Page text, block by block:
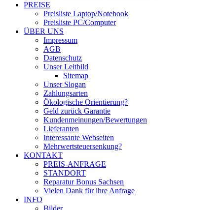
PREISE
Preisliste Laptop/Notebook
Preisliste PC/Computer
ÜBER UNS
Impressum
AGB
Datenschutz
Unser Leitbild
Sitemap
Unser Slogan
Zahlungsarten
Ökologische Orientierung?
Geld zurück Garantie
Kundenmeinungen/Bewertungen
Lieferanten
Interessante Webseiten
Mehrwertsteuersenkung?
KONTAKT
PREIS-ANFRAGE
STANDORT
Reparatur Bonus Sachsen
Vielen Dank für ihre Anfrage
INFO
Bilder